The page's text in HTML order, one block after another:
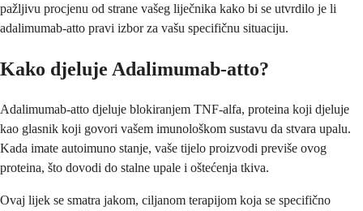
pažljivu procjenu od strane vašeg liječnika kako bi se utvrdilo je li
adalimumab-atto pravi izbor za vašu specifičnu situaciju.
Kako djeluje Adalimumab-atto?
Adalimumab-atto djeluje blokiranjem TNF-alfa, proteina koji djeluje
kao glasnik koji govori vašem imunološkom sustavu da stvara upalu.
Kada imate autoimuno stanje, vaše tijelo proizvodi previše ovog
proteina, što dovodi do stalne upale i oštećenja tkiva.
Ovaj lijek se smatra jakom, ciljanom terapijom koja se specifično